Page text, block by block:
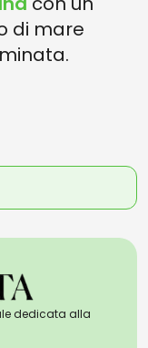
di mare
dedicata alla